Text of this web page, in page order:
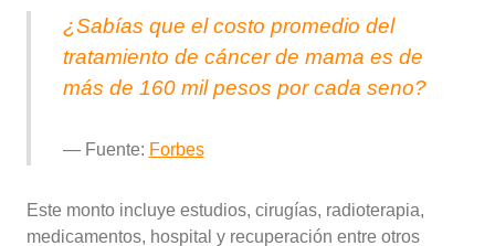
¿Sabías que el costo promedio del
tratamiento de cáncer de mama es de
más de 160 mil pesos por cada seno?
Fuente: Forbes
Este monto incluye estudios, cirugías, radioterapia,
medicamentos, hospital y recuperación entre otros